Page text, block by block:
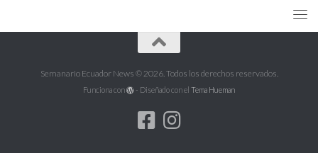
Semanario Ecuador News © 2026. Todos los derechos reservados.
Funciona con - Diseñado con el Tema Hueman